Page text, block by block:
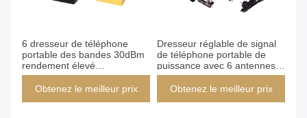
6 dresseur de téléphone
portable des bandes 30dBm
rendement élevé
d'hygrométrie de 30 - de
80%Obtenez le meilleur prix
Dresseur réglable de signal
de téléphone portable de
puissance avec 6 antennes
de PCS Omni
Obtenez le meilleur prix